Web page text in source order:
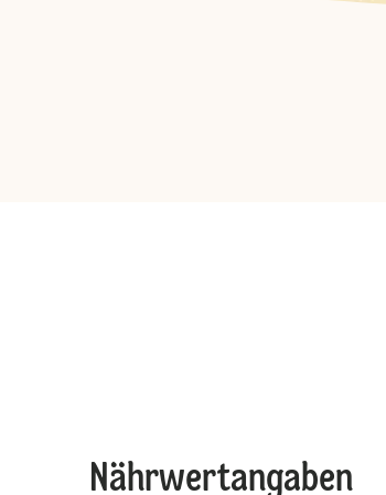
Nährwertangaben